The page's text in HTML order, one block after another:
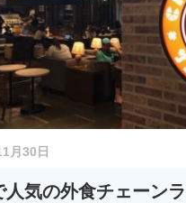
月30日
人気の外食チェーン